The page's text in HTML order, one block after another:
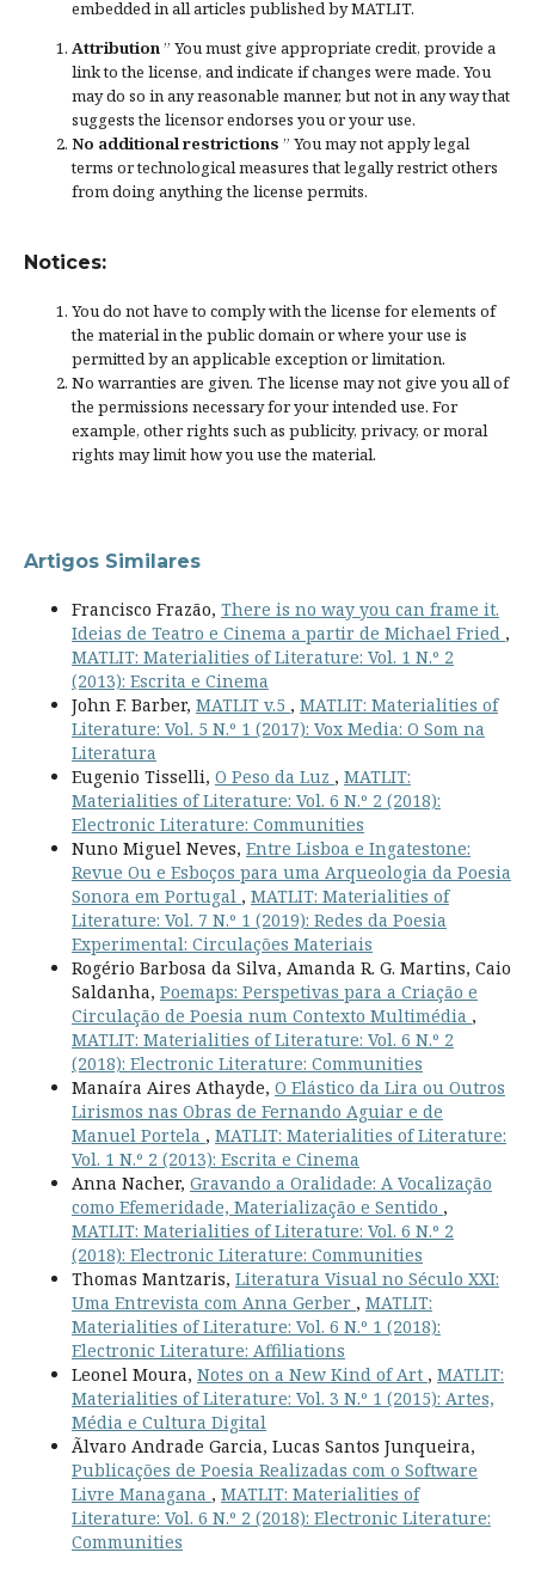
embedded in all articles published by MATLIT.
Attribution ” You must give appropriate credit, provide a
link to the license, and indicate if changes were made. You
may do so in any reasonable manner, but not in any way that
suggests the licensor endorses you or your use.
No additional restrictions ” You may not apply legal
terms ortechnological measuresthat legally restrict others
from doing anything the license permits.
Notices:
You do not have to comply with the license for elements of
the material in the public domain or where your use is
permitted by an applicable exception or limitation.
No warranties are given. The license may not give you all of
the permissions necessary for your intended use. For
example, other rights such as publicity, privacy, or moral
rights may limit how you use the material.
Artigos Similares
Francisco Frazão, There is no way you can frame it.
Ideias de Teatro e Cinema a partir de Michael Fried ,
MATLIT: Materialities of Literature: Vol. 1 N.º 2
(2013): Escrita e Cinema
John F. Barber, MATLIT v.5 , MATLIT: Materialities of
Literature: Vol. 5 N.º 1 (2017): Vox Media: O Som na
Literatura
Eugenio Tisselli, O Peso da Luz , MATLIT:
Materialities of Literature: Vol. 6 N.º 2 (2018):
Electronic Literature: Communities
Nuno Miguel Neves, Entre Lisboa e Ingatestone:
Revue Ou e Esboços para uma Arqueologia da Poesia
Sonora em Portugal , MATLIT: Materialities of
Literature: Vol. 7 N.º 1 (2019): Redes da Poesia
Experimental: Circulações Materiais
Rogério Barbosa da Silva, Amanda R. G. Martins, Caio
Saldanha, Poemaps: Perspetivas para a Criação e
Circulação de Poesia num Contexto Multimédia ,
MATLIT: Materialities of Literature: Vol. 6 N.º 2
(2018): Electronic Literature: Communities
Manaíra Aires Athayde, O Elástico da Lira ou Outros
Lirismos nas Obras de Fernando Aguiar e de
Manuel Portela , MATLIT: Materialities of Literature:
Vol. 1 N.º 2 (2013): Escrita e Cinema
Anna Nacher, Gravando a Oralidade: A Vocalização
como Efemeridade, Materialização e Sentido ,
MATLIT: Materialities of Literature: Vol. 6 N.º 2
(2018): Electronic Literature: Communities
Thomas Mantzaris, Literatura Visual no Século XXI:
Uma Entrevista com Anna Gerber , MATLIT:
Materialities of Literature: Vol. 6 N.º 1 (2018):
Electronic Literature: Affiliations
Leonel Moura, Notes on a New Kind of Art , MATLIT:
Materialities of Literature: Vol. 3 N.º 1 (2015): Artes,
Média e Cultura Digital
Ãlvaro Andrade Garcia, Lucas Santos Junqueira,
Publicações de Poesia Realizadas com o Software
Livre Managana , MATLIT: Materialities of
Literature: Vol. 6 N.º 2 (2018): Electronic Literature:
Communities